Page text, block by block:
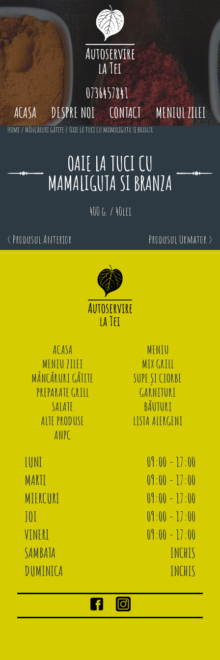
ACASA DESPRE NOI CONTACT MENIUL ZILEI
0736457841
Home / Mâncăruri gătite / Oaie la tuci cu mamaliguta si branza
OAIE LA TUCI CU
MAMALIGUTA SI BRANZA
400 g. / 40lei
< Produsul Anterior Produsul Urmator >
ACASA
MENIU
MENIU ZILEI
MIX GRILL
MÂNCĂRURI GĂTITE
SUPE ȘI CIORBE
PREPARATE GRILL
GARNITURI
SALATE
BĂUTURI
ALTE PRODUSE
LISTA ALERGENI
ANPC
LUNI
09:00 - 17:00
MARTI
09:00 - 17:00
MIERCURI
09:00 - 17:00
JOI
09:00 - 17:00
VINERI
09:00 - 17:00
SAMBATA
INCHIS
DUMINICA
INCHIS